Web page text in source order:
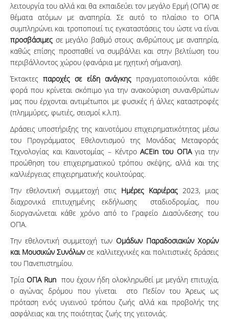
λειτουργία του αλλά και θα εκπαιδεύει τον μεγάλο Ερμή (ΟΠΑ) σε
θέματα ατόμων με αναπηρία. Σε αυτό το πλαίσιο το ΟΠΑ
συμπληρώνει και τροποποιεί τις εγκαταστάσεις του ώστε να είναι
προσβάσιμες σε μεγάλο βαθμό στους ανθρώπους με αναπηρία,
καθώς επίσης προσπαθεί να συμβάλλει και στην βελτίωση του
περιβάλλοντος χώρου (φανάρια με ηχητική σήμανση).
Έκτακτεςπαροχές σε είδη ανάγκηςπραγματοποιούνται κάθε
φορά που κρίνεται σκόπιμο για την ανακούφιση συνανθρώπων
μας που έρχονται αντιμέτωποι με φυσικές ή άλλες καταστροφές
(πλημμύρες, φωτιές, σεισμοί κ.λ.π).
Δράσεις υποστήριξης της καινοτόμου επιχειρηματικότητας μέσω
του Προγράμματος Εθελοντισμού της Μονάδας Μεταφοράς
Τεχνολογίας και Καινοτομίας – ΚέντροACEin του ΟΠΑγια την
προώθηση του επιχειρηματικού τρόπου σκέψης, αλλά και της
καλλιέργειας επιχειρηματικής κουλτούρας.
Την εθελοντική συμμετοχή στις Ημέρες Καριέρας 2023, μιας
διαχρονικά επιτυχημένης εκδήλωσης σταδιοδρομίας, που
διοργανώνεται κάθε χρόνο από το Γραφείο Διασύνδεσης του
ΟΠΑ.
Την εθελοντική συμμετοχή των Ομάδων Παραδοσιακών Χορών
και Μουσικών Συνόλων σε καλλιτεχνικές και πολιτιστικές δράσεις
του Πανεπιστημίου.
Τρία OΠARunπου έχουν ήδη ολοκληρωθεί με μεγάλη επιτυχία,
ο αγώνας δρόμου που γίνεται στο Πεδίον του Άρεως ως
πρόταση ενός υγιεινού τρόπου ζωής αλλά και προβολής της
ασφάλειας και της ποιότητας ζωής της γειτονιάς.